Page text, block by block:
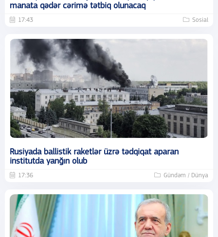
manata qədər cərimə tətbiq olunacaq
17:43 Sosial
Rusiyada ballistik raketlər üzrə tədqiqat aparan
institutda yanğın olub
17:36 Gündəm / Dünya